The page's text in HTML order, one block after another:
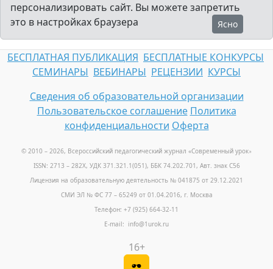
персонализировать сайт. Вы можете запретить
это в настройках браузера
Ясно
БЕСПЛАТНАЯ ПУБЛИКАЦИЯ БЕСПЛАТНЫЕ КОНКУРСЫ
СЕМИНАРЫ ВЕБИНАРЫ РЕЦЕНЗИИ КУРСЫ
Сведения об образовательной организации
Пользовательское соглашение Политика
конфиденциальности Оферта
© 2010 – 2026, Всероссийский педагогический журнал «Современный урок»
ISSN: 2713 – 282X, УДК 371.321.1(051), ББК 74.202.701, Авт. знак С56
Лицензия на образовательную деятельность № 041875 от 29.12.2021
СМИ ЭЛ № ФС 77 – 65249 от 01.04.2016, г. Москва
Телефон: +7 (925) 664-32-11
E-mail: info@1urok.ru
16+